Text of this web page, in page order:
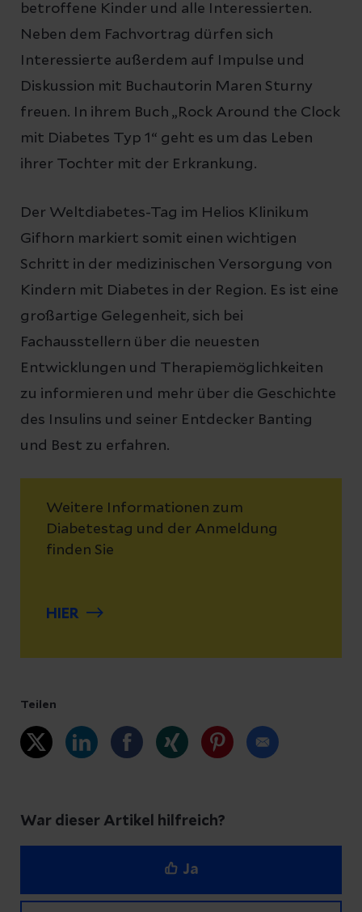
betroffene Kinder und alle Interessierten.
Neben dem Fachvortrag dürfen sich
Interessierte außerdem auf Impulse und
Diskussion mit Buchautorin Maren Sturny
freuen. In ihrem Buch „Rock Around the Clock
mit Diabetes Typ 1“ geht es um das Leben
ihrer Tochter mit der Erkrankung.
Der Weltdiabetes-Tag im Helios Klinikum
Gifhorn markiert somit einen wichtigen
Schritt in der medizinischen Versorgung von
Kindern mit Diabetes in der Region. Es ist eine
großartige Gelegenheit, sich bei
Fachausstellern über die neuesten
Entwicklungen und Therapiemöglichkeiten
zu informieren und mehr über die Geschichte
des Insulins und seiner Entdecker Banting
und Best zu erfahren.
Weitere Informationen zum
Diabetestag und der Anmeldung
finden Sie
HIER
Teilen
War dieser Artikel hilfreich?
Ja